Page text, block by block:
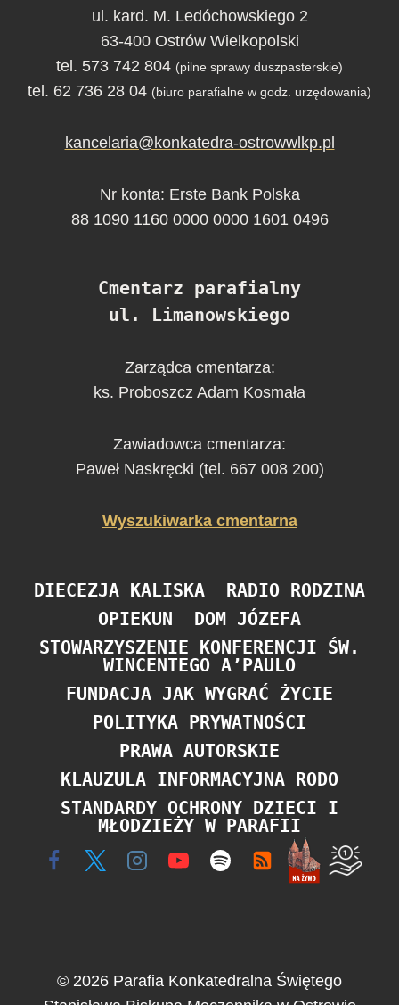
ul. kard. M. Ledóchowskiego 2
63-400 Ostrów Wielkopolski
tel. 573 742 804 (pilne sprawy duszpasterskie)
tel. 62 736 28 04 (biuro parafialne w godz. urzędowania)
kancelaria@konkatedra-ostrowwlkp.pl
Nr konta: Erste Bank Polska
88 1090 1160 0000 0000 1601 0496
Cmentarz parafialny
ul. Limanowskiego
Zarządca cmentarza:
ks. Proboszcz Adam Kosmała
Zawiadowca cmentarza:
Paweł Naskręcki (tel. 667 008 200)
Wyszukiwarka cmentarna
DIECEZJA KALISKA
RADIO RODZINA
OPIEKUN
DOM JÓZEFA
STOWARZYSZENIE KONFERENCJI ŚW.
WINCENTEGO A’PAULO
FUNDACJA JAK WYGRAĆ ŻYCIE
POLITYKA PRYWATNOŚCI
PRAWA AUTORSKIE
KLAUZULA INFORMACYJNA RODO
STANDARDY OCHRONY DZIECI I
MŁODZIEŻY W PARAFII
© 2026 Parafia Konkatedralna Świętego